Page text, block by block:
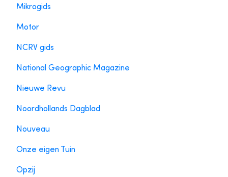
Mikrogids
Motor
NCRV gids
National Geographic Magazine
Nieuwe Revu
Noordhollands Dagblad
Nouveau
Onze eigen Tuin
Opzij